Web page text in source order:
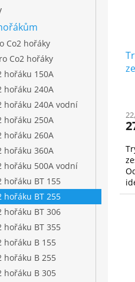
Co2 hořáky
Co2 hořáky
hořáku 150A
hořáku 240A
hořáku 240A vodní
hořáku 250A
hořáku 260A
hořáku 360A
hořáku 500A vodní
hořáku BT 155
hořáku BT 255
hořáku BT 306
hořáku BT 355
hořáku B 155
hořáku B 255
hořáku B 305